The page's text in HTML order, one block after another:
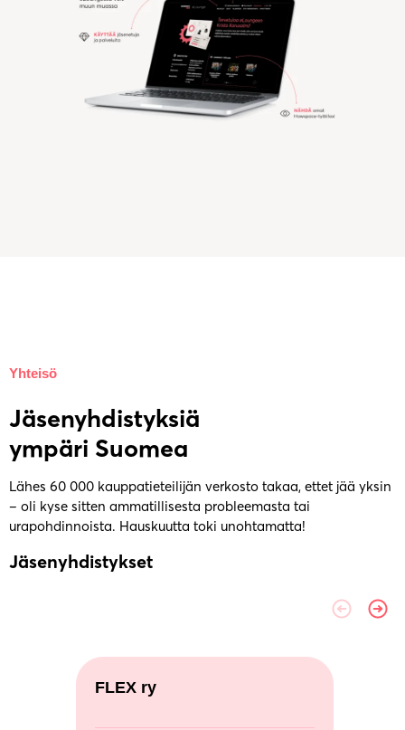
Yhteisö
Jäsenyhdistyksiä
ympäri Suomea
Lähes 60 000 kauppatieteilijän verkosto takaa, ettet jää yksin
– oli kyse sitten ammatillisesta probleemasta tai
urapohdinnoista. Hauskuutta toki unohtamatta!
Jäsenyhdistykset
FLEX ry